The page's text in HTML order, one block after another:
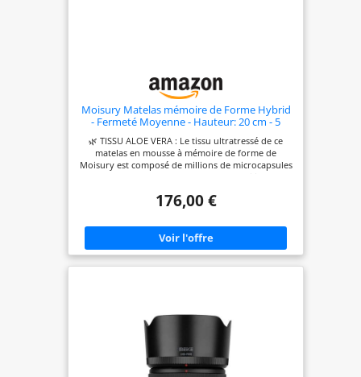
Moisury Matelas mémoire de Forme Hybrid
- Fermeté Moyenne - Hauteur: 20 cm - 5
Couches de Mousse Premium - 120 x 180 cm
- Traitement Aloe Vera
🌿 TISSU ALOE VERA : Le tissu ultratressé de ce
matelas en mousse à mémoire de forme de
Moisury est composé de millions de microcapsules
sensation de dormir sur un matelas aux
QUALITÉ: obtenir un repos réparateur à un prix
abordable est possible. Ce matelas hybride en
mousse à mémoire de forme de Moisury est une
option de haute qualité et à un prix abordable qui
avec une épaisseur de +/- 20cm. Vous apprécierez
un repos réparateur et confortable grâce à sa
conception résistante qui évite les affaissements
avec le temps. 🌡️ ANTI-ACARIENS ET ANTIBACTÉRIES
: le rembourrage est doté de la technologie Super
176,00 €